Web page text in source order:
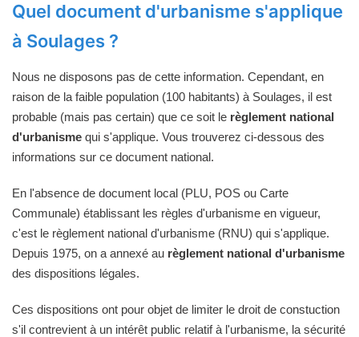
Quel document d'urbanisme s'applique
à Soulages ?
Nous ne disposons pas de cette information. Cependant, en
raison de la faible population (100 habitants) à Soulages, il est
probable (mais pas certain) que ce soit le règlement national
d'urbanisme qui s'applique. Vous trouverez ci-dessous des
informations sur ce document national.
En l'absence de document local (PLU, POS ou Carte
Communale) établissant les règles d'urbanisme en vigueur,
c'est le règlement national d'urbanisme (RNU) qui s'applique.
Depuis 1975, on a annexé au règlement national d'urbanisme
des dispositions légales.
Ces dispositions ont pour objet de limiter le droit de constuction
s'il contrevient à un intérêt public relatif à l'urbanisme, la sécurité